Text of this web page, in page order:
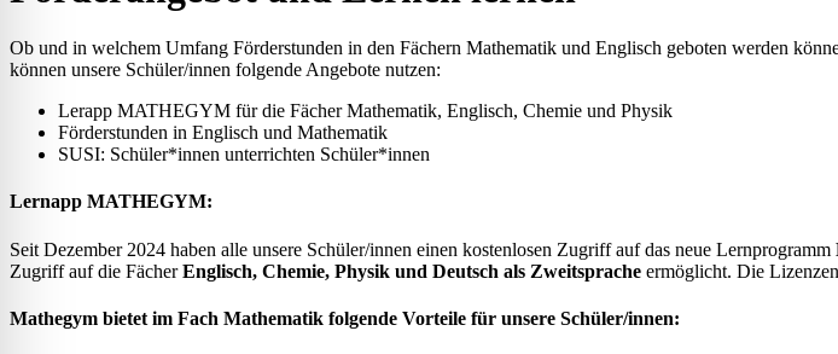
Ob und in welchem Umfang Förderstunden in den Fächern Mathematik und Englisch geboten werden
können unsere Schüler/innen folgende Angebote nutzen:
Lerapp MATHEGYM für die Fächer Mathematik, Englisch, Chemie und Physik
Förderstunden in Englisch und Mathematik
SUSI: Schüler*innen unterrichten Schüler*innen
Lernapp MATHEGYM:
Seit Dezember 2024 haben alle unsere Schüler/innen einen kostenlosen Zugriff auf das neue Lernprogramm
Zugriff auf die FächerEnglisch, Chemie, Physik und Deutsch als Zweitsprache ermöglicht. Die
Mathegym bietet im Fach Mathematik folgende Vorteile für unsere Schüler/innen: